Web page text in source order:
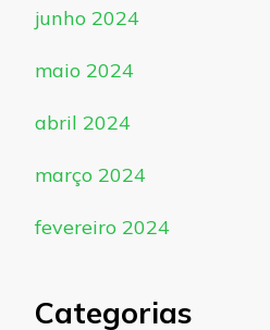
junho 2024
maio 2024
abril 2024
março 2024
fevereiro 2024
Categorias